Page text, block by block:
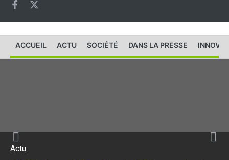
ACCUEIL ACTU SOCIÉTÉ DANS LA PRESSE
Actu